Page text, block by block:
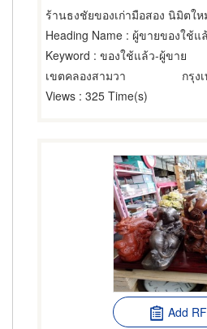
ร้านธงชัยของเก่ามือสอง นิมิตให
Heading Name : ผู้ขายของใช้แ
Keyword : ของใช้แล้ว-ผู้ขาย
เขตคลองสามวา
กรุง
Views : 325 Time(s)
Add